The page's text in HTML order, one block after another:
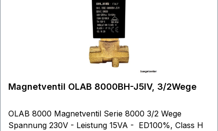
Magnetventil OLAB 8000BH-J5IV, 3/2Wege
OLAB 8000 Magnetventil Serie 8000 3/2 Wege
Spannung 230V - Leistung 15VA - ED100%, Class H